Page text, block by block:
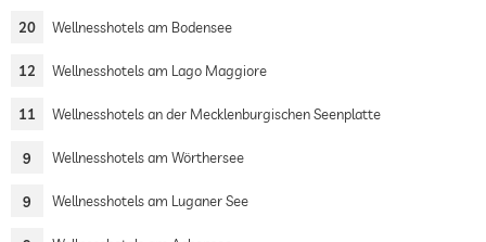
20 Wellnesshotels am Bodensee
12 Wellnesshotels am Lago Maggiore
11 Wellnesshotels an der Mecklenburgischen Seenplatte
9 Wellnesshotels am Wörthersee
9 Wellnesshotels am Luganer See